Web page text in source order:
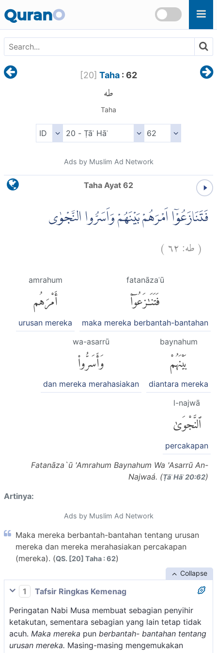
QuranO
[20] Taha: 62
طه
Taha
Ads by Muslim Ad Network
Taha Ayat 62
فَتَنَازَعُوْٓا اَمْرَهُمْ بَيْنَهُمْ وَاَسَرُّوا النَّجْوٰى
(طه:٦٢)
fatanāzaʿū
فَتَنَٰزَعُوٓا۟
maka mereka berbantah-bantahan
amrahum
أَمْرَهُم
urusan mereka
baynahum
بَيْنَهُمْ
diantara mereka
wa-asarrū
وَأَسَرُّوا۟
dan mereka merahasiakan
l-najwā
ٱلنَّجْوَىٰ
percakapan
Fatanāza`ū 'Amrahum Baynahum Wa 'Asarrū An-
Najwaá. (Ṭāʾ Hāʾ 20:62)
Artinya:
Ads by Muslim Ad Network
Maka mereka berbantah-bantahan tentang urusan
mereka dan mereka merahasiakan percakapan
(mereka). (QS. [20] Taha : 62)
Collapse
1
Tafsir Ringkas Kemenag
Peringatan Nabi Musa membuat sebagian penyihir
ketakutan, sementara sebagian yang lain tetap tidak
acuh. Maka mereka pun berbantah- bantahan tentang
urusan mereka. Masing-masing mengemukakan